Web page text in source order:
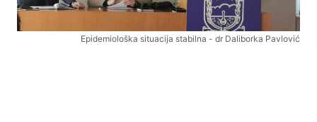
Epidemiološka situacija stabilna - dr Daliborka Pavlović